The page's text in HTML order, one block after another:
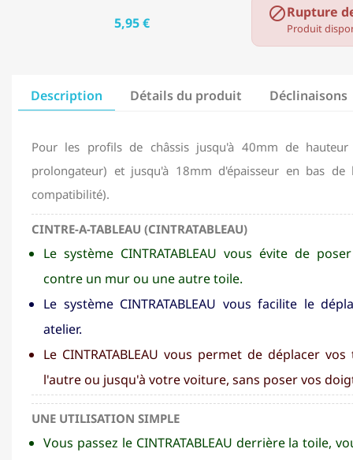
5,95 € Rupture
Produit
Description Détails du produit Déclinaisons
Pour les profils de châssis jusqu'à 40mm de
prolongateur) et jusqu'à 18mm d'épaisseur en bas
compatibilité).
CINTRE-A-TABLEAU (CINTRATABLEAU)
Le système CINTRATABLEAU vous évite de
contre un mur ou une autre toile.
Le système CINTRATABLEAU vous facilite le
atelier.
Le CINTRATABLEAU vous permet de déplacer
l'autre ou jusqu'à votre voiture, sans poser vos
UNE UTILISATION SIMPLE
Vous passez le CINTRATABLEAU derrière la toile,